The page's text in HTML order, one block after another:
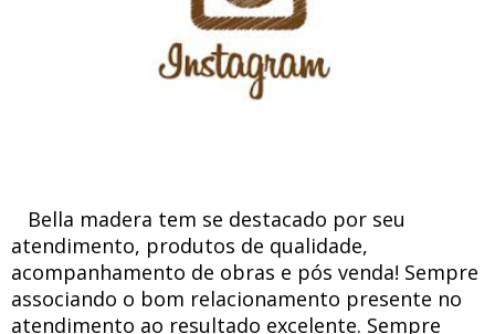
Bella madera tem se destacado por seu
atendimento, produtos de qualidade,
acompanhamento de obras e pós venda! Sempre
associando o bom relacionamento presente no
atendimento ao resultado excelente. Sempre